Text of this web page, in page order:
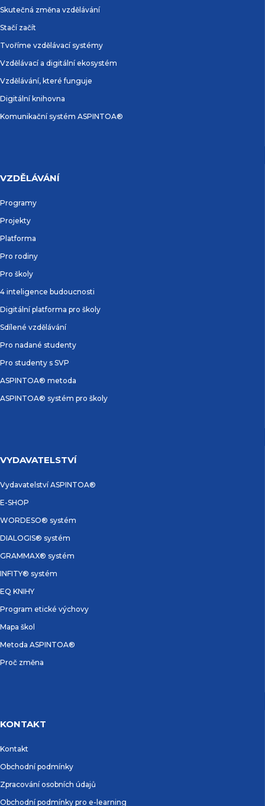
Skutečná změna vzdělávání
Stačí začít
Tvoříme vzdělávací systémy
Vzdělávací a digitální ekosystém
Vzdělávání, které funguje
Digitální knihovna
Komunikační systém ASPINTOA®
VZDĚLÁVÁNÍ
Programy
Projekty
Platforma
Pro rodiny
Pro školy
4 inteligence budoucnosti
Digitální platforma pro školy
Sdílené vzdělávání
Pro nadané studenty
Pro studenty s SVP
ASPINTOA® metoda
ASPINTOA® systém pro školy
VYDAVATELSTVÍ
Vydavatelství ASPINTOA®
E-SHOP
WORDESO® systém
DIALOGIS® systém
GRAMMAX® systém
INFITY® systém
EQ KNIHY
Program etické výchovy
Mapa škol
Metoda ASPINTOA®
Proč změna
KONTAKT
Kontakt
Obchodní podmínky
Zpracování osobních údajů
Obchodní podmínky pro e-learning